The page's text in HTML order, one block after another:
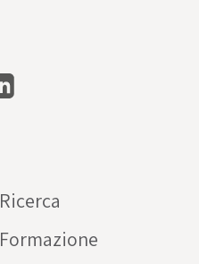
Ricerca
Formazione